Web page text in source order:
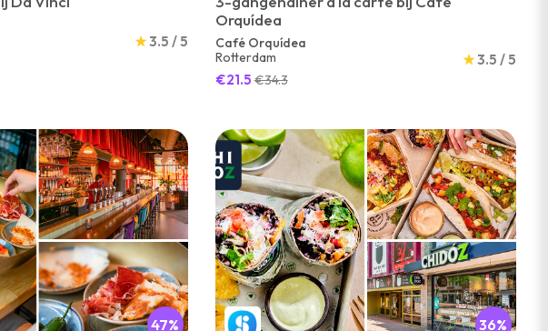
★3.5 / 5
Orquídea
Café Orquídea
Rotterdam
★3.5 / 5
€21.5€34.3
47% 36%